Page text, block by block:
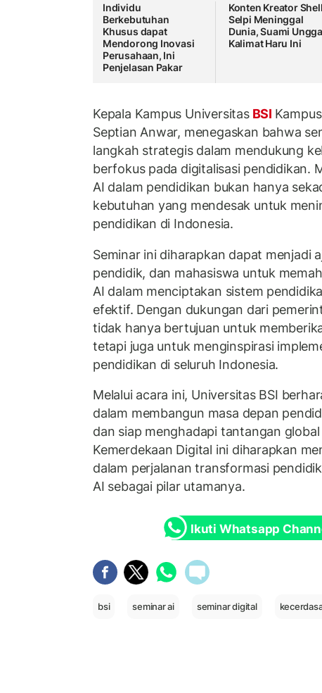
Individu
Berkebutuhan
Khusus dapat
Mendorong Inovasi
Perusahaan, Ini
Penjelasan Pakar
Konten Kreator
Selpi Meninggal
Dunia, Suami
Kalimat Haru Ini
Kepala Kampus UniversitasBSI
Septian Anwar, menegaskan bahwa
langkah strategis dalam mendukung
berfokus pada digitalisasi pendidikan.
AI dalam pendidikan bukan hanya
kebutuhan yang mendesak untuk
pendidikan di Indonesia.
Seminar ini diharapkan dapat menjadi
pendidik, dan mahasiswa untuk
AI dalam menciptakan sistem
efektif. Dengan dukungan dari
tidak hanya bertujuan untuk
tetapi juga untuk menginspirasi
pendidikan di seluruh Indonesia.
Melalui acara ini, Universitas BSI
dalam membangun masa depan
dan siap menghadapi tantangan
Kemerdekaan Digital ini diharapkan
dalam perjalanan transformasi
AI sebagai pilar utamanya.
Ikuti Whatsapp
bsi seminar ai seminar digital